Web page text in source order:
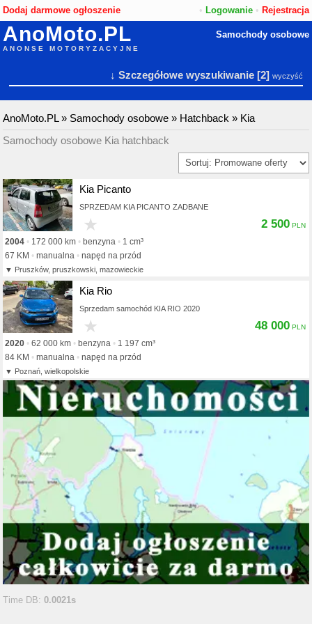
Dodaj darmowe ogłoszenie • Logowanie• Rejestracja
AnoMoto.PL
ANONSE MOTORYZACYJNE
Samochody osobowe
↓ Szczegółowe wyszukiwanie[2] wyczyść
AnoMoto.PL» Samochody osobowe » Hatchback » Kia
Samochody osobowe Kia hatchback
Kia Picanto
SPRZEDAM KIA PICANTO ZADBANE
2004 172 000 km benzyna
1 cm³
67 KM
manualna napęd na przód
Pruszków, pruszkowski, mazowieckie
2 500
Kia Rio
Sprzedam samochód KIA RIO 2020
2020 62 000 km benzyna
1 197 cm³
84 KM
manualna napęd na przód
Poznań, wielkopolskie
48 000
Time DB:0.0021s